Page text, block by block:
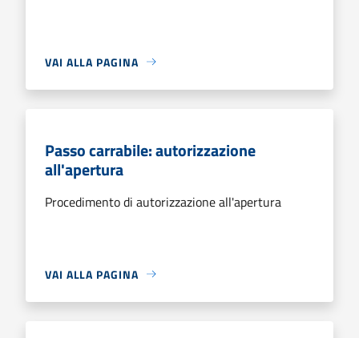
VAI ALLA PAGINA
Passo carrabile: autorizzazione
all'apertura
Procedimento di autorizzazione all'apertura
VAI ALLA PAGINA